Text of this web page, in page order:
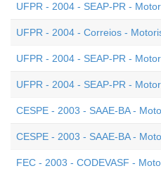
UFPR - 2004 - SEAP-PR -
UFPR - 2004 - Correios -
UFPR - 2004 - SEAP-PR -
UFPR - 2004 - SEAP-PR -
CESPE - 2003 - SAAE-BA -
CESPE - 2003 - SAAE-BA -
FEC - 2003 - CODEVASF -